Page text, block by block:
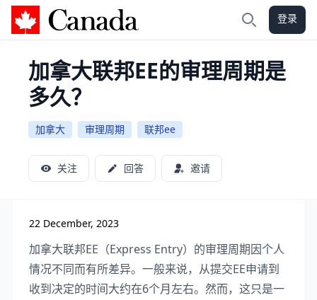
加拿大攻略 登录
加拿大联邦EE的审理周期是
多久？
加拿大 审理周期 联邦ee
关注 回答 邀请
22 December, 2023
加拿大联邦EE（Express Entry）的审理周期因个人
情况不同而有所差异。一般来说，从提交EE申请到
收到决定的时间大约在6个月左右。然而，这只是一